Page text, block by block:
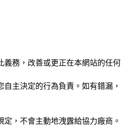
義務，改善或更正在本網站的任何
主決定的行為負責。如有錯漏，
，不會主動地洩露給協力廠商。